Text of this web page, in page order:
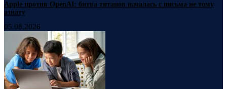
Apple против OpenAI: битва титанов началась с письма не тому
азиату
05.08.2026